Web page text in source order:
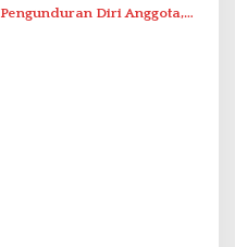
Pengunduran Diri Anggota,